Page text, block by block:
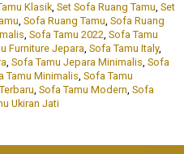
Klasik, Set Sofa Ruang Tamu, Set
, Sofa Ruang Tamu, Sofa Ruang
, Sofa Tamu 2022, Sofa Tamu
Furniture Jepara, Sofa Tamu Italy,
, Sofa Tamu Jepara Minimalis, Sofa
Tamu Minimalis, Sofa Tamu
, Sofa Tamu Modern, Sofa
Ukiran Jati